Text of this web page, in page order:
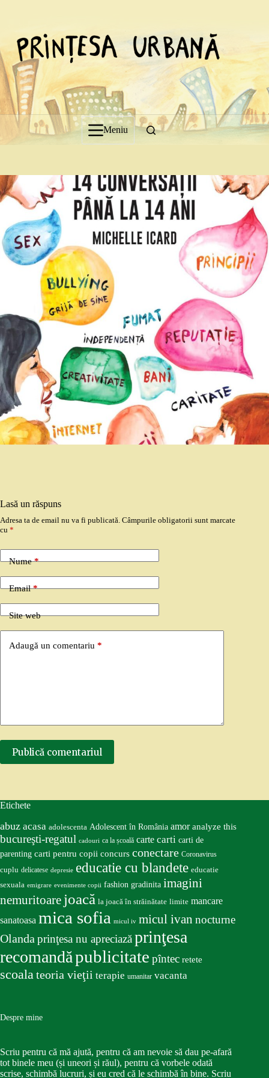
Meniu
Lasă un răspuns
Adresa ta de email nu va fi publicată. Câmpurile obligatorii sunt marcate
cu *
Nume*
Email*
Site web
Adaugă un comentariu *
Publică comentariul
Etichete
abuz acasa adolescenta Adolescent în România amor analyze this
bucureşti-regatul cadouri ca la școală carte carti carti de
parenting carti pentru copii concurs conectare Coronavirus
cuplu delicatese depresie educatie cu blandete educatie
sexuala emigrare evenimente copii fashion gradinita imagini
nemuritoare joacă la joacă în străinătate limite mancare
sanatoasa mica sofia micul iv micul ivan nocturne
Olandaprinţesa nu apreciazăprinţesa
recomandăpublicitate pîntec retete
scoalateoria vieţii terapie umanitar vacanta
Despre mine
Scriu pentru că mă ajută, pentru că am nevoie să dau pe-afară
tot binele meu (și uneori și răul), pentru că vorbele odată
scrise, schimbă lucruri, și eu cred că le schimbă în bine. Scriu